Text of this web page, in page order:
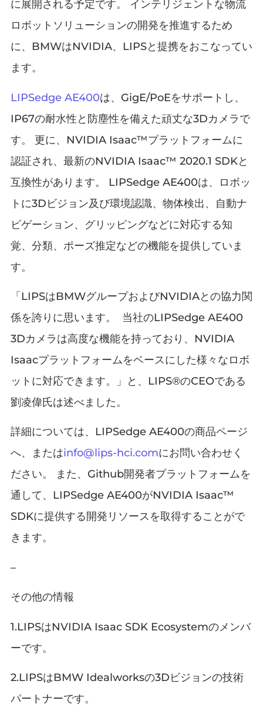
に展開される予定です。 インテリジェントな物流
ロボットソリューションの開発を推進するため
に、BMWはNVIDIA、LIPSと提携をおこなってい
ます。
LIPSedge AE400は、GigE/PoEをサポートし、
IP67の耐水性と防塵性を備えた頑丈な3Dカメラで
す。 更に、NVIDIA Isaac™プラットフォームに
認証され、最新のNVIDIA Isaac™ 2020.1 SDKと
互換性があります。 LIPSedge AE400は、ロボッ
トに3Dビジョン及び環境認識、物体検出、自動ナ
ビゲーション、グリッピングなどに対応する知
覚、分類、ポーズ推定などの機能を提供していま
す。
「LIPSはBMWグループおよびNVIDIAとの協力関
係を誇りに思います。 当社のLIPSedge AE400
3Dカメラは高度な機能を持っており、NVIDIA
Isaacプラットフォームをベースにした様々なロボ
ットに対応できます。」と、LIPS®のCEOである
劉凌偉氏は述べました。
詳細については、LIPSedge AE400の商品ページ
へ、またはinfo@lips-hci.comにお問い合わせく
ださい。 また、Github開発者プラットフォームを
通して、LIPSedge AE400がNVIDIA Isaac™
SDKに提供する開発リソースを取得することがで
きます。
–
その他の情報
1.LIPSはNVIDIA Isaac SDK Ecosystemのメンバ
ーです。
2.LIPSはBMW Idealworksの3Dビジョンの技術
パートナーです。